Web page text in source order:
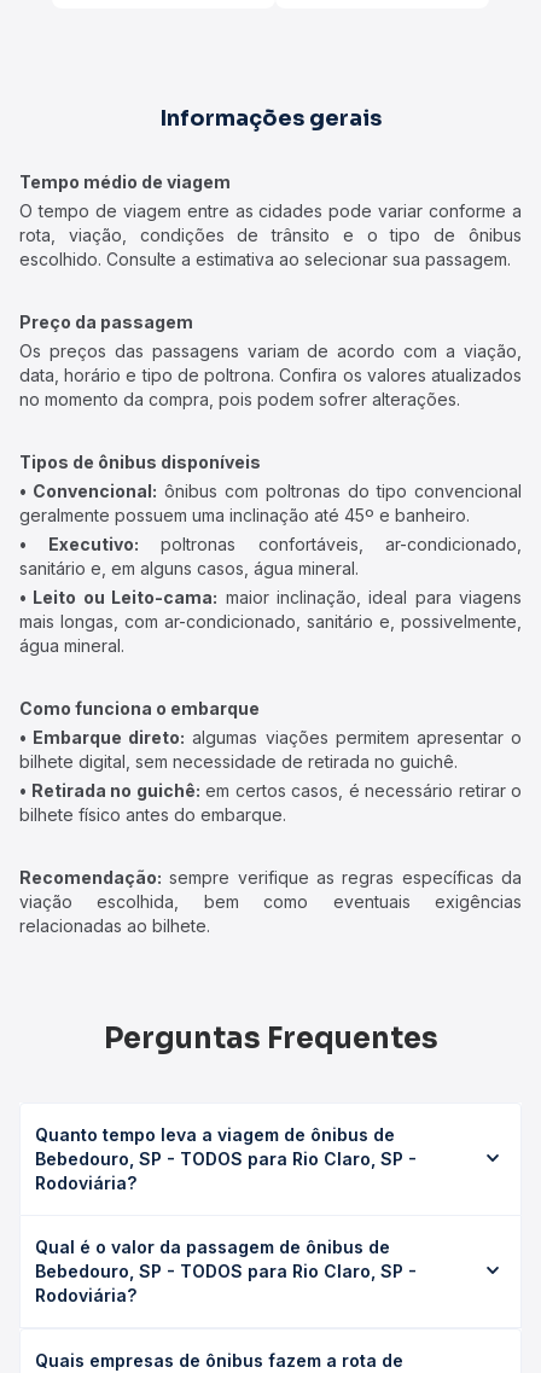
Informações gerais
Tempo médio de viagem
O tempo de viagem entre as cidades pode variar conforme a
rota, viação, condições de trânsito e o tipo de ônibus
escolhido. Consulte a estimativa ao selecionar sua passagem.
Preço da passagem
Os preços das passagens variam de acordo com a viação,
data, horário e tipo de poltrona. Confira os valores atualizados
no momento da compra, pois podem sofrer alterações.
Tipos de ônibus disponíveis
• Convencional: ônibus com poltronas do tipo convencional
geralmente possuem uma inclinação até 45º e banheiro.
• Executivo: poltronas confortáveis, ar-condicionado,
sanitário e, em alguns casos, água mineral.
• Leito ou Leito-cama: maior inclinação, ideal para viagens
mais longas, com ar-condicionado, sanitário e, possivelmente,
água mineral.
Como funciona o embarque
• Embarque direto: algumas viações permitem apresentar o
bilhete digital, sem necessidade de retirada no guichê.
• Retirada no guichê: em certos casos, é necessário retirar o
bilhete físico antes do embarque.
Recomendação: sempre verifique as regras específicas da
viação escolhida, bem como eventuais exigências
relacionadas ao bilhete.
Perguntas Frequentes
Quanto tempo leva a viagem de ônibus de
Bebedouro, SP - TODOS para Rio Claro, SP -
Rodoviária?
Claro, SP - Rodoviária leva em média 4h 10min, podendo
variar conforme a viação, o tipo de serviço (convencional,
executivo ou leito) e as condições de tráfego. Na Quero
Qual é o valor da passagem de ônibus de
Bebedouro, SP - TODOS para Rio Claro, SP -
Rodoviária?
TODOS para Rio Claro, SP - Rodoviária custa em média R$
Quais empresas de ônibus fazem a rota de